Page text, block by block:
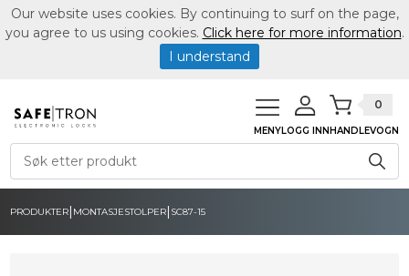
MENYLOGG INN
0
HANDLEVOGN
PRODUKTER| MONTASJESTOLPER| SC87-15
Our website uses cookies. By continuing to surf on the page,
you agree to us using cookies. Click here for more information.
I understand